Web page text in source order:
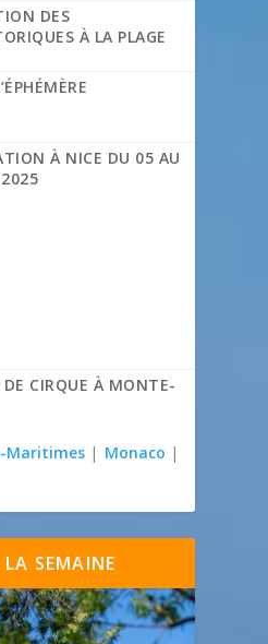
DES
À LA PLAGE
À NICE DU 05 AU
DE CIRQUE À MONTE-
Maritimes | Monaco |
SEMAINE